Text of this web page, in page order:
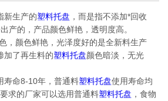
新生产的塑料托盘 ，而是指不添加*回收
产的，产品颜色鲜艳，透明度高。
，颜色鲜艳，光泽度好的是全新料生产
加了再生料的塑料托盘颜色暗淡，无光
寿命8-10年，普通料塑料托盘使用寿命均
求的厂家可以选用普通料塑料托盘 ，食物